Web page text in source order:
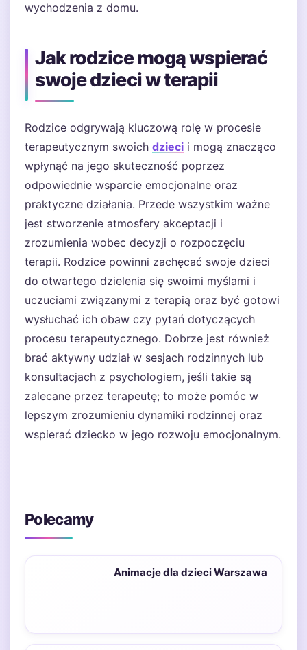
wychodzenia z domu.
Jak rodzice mogą wspierać
swoje dzieci w terapii
Rodzice odgrywają kluczową rolę w procesie
terapeutycznym swoich dzieci i mogą znacząco
wpłynąć na jego skuteczność poprzez
odpowiednie wsparcie emocjonalne oraz
praktyczne działania. Przede wszystkim ważne
jest stworzenie atmosfery akceptacji i
zrozumienia wobec decyzji o rozpoczęciu
terapii. Rodzice powinni zachęcać swoje dzieci
do otwartego dzielenia się swoimi myślami i
uczuciami związanymi z terapią oraz być gotowi
wysłuchać ich obaw czy pytań dotyczących
procesu terapeutycznego. Dobrze jest również
brać aktywny udział w sesjach rodzinnych lub
konsultacjach z psychologiem, jeśli takie są
zalecane przez terapeutę; to może pomóc w
lepszym zrozumieniu dynamiki rodzinnej oraz
wspierać dziecko w jego rozwoju emocjonalnym.
Polecamy
Animacje dla dzieci Warszawa